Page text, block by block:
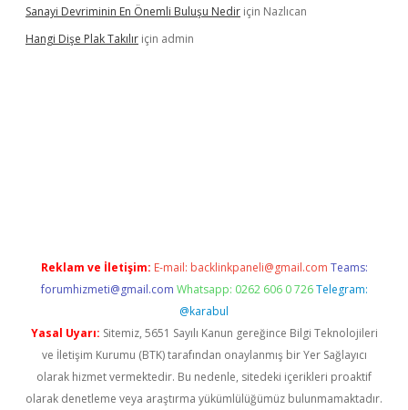
Sanayi Devriminin En Önemli Buluşu Nedir için Nazlıcan
Hangi Dişe Plak Takılır için admin
Reklam ve İletişim: E-mail: backlinkpaneli@gmail.com Teams:
forumhizmeti@gmail.com Whatsapp: 0262 606 0 726 Telegram:
@karabul
Yasal Uyarı: Sitemiz, 5651 Sayılı Kanun gereğince Bilgi Teknolojileri
ve İletişim Kurumu (BTK) tarafından onaylanmış bir Yer Sağlayıcı
olarak hizmet vermektedir. Bu nedenle, sitedeki içerikleri proaktif
olarak denetleme veya araştırma yükümlülüğümüz bulunmamaktadır.